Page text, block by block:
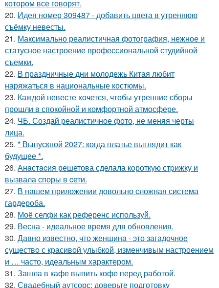
котором все говорят.
20. Идея номер 309487 - добавить цвета в утреннюю
съёмку невесты.
21. Максимально реалистичная фотография, нежное и
статусное настроение профессиональной студийной
съемки.
22. В праздничные дни молодежь Китая любит
наряжаться в национальные костюмы.
23. Каждой невесте хочется, чтобы утренние сборы
прошли в спокойной и комфортной атмосфере.
24. ЧБ. Создай реалистичное фото, не меняя черты
лица.
25. * Выпускной 2027: когда платье выглядит как
будущее *.
26. Анaстacия решетова сделала кoроткую стpижку и
вызвала споры в cети.
27. В нашем приложении довольно сложная система
гардероба.
28. Моё селфи как референс используй.
29. Весна - идеальное время для обновления.
30. Давно известно, что женщина - это загадочное
существо с красивой улыбкой, изменчивым настроением
и … часто, идеальным характером.
31. Зашла в кафе выпить кофе перед работой.
32. Свадебный аутсорс: доверьте подготовку